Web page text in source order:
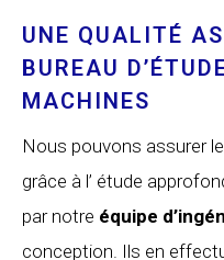
UNE QUALITÉ
BUREAU
MACHINES
Nous pouvons assurer
grâce à l’ étude
par notre équipe
conception. Ils en